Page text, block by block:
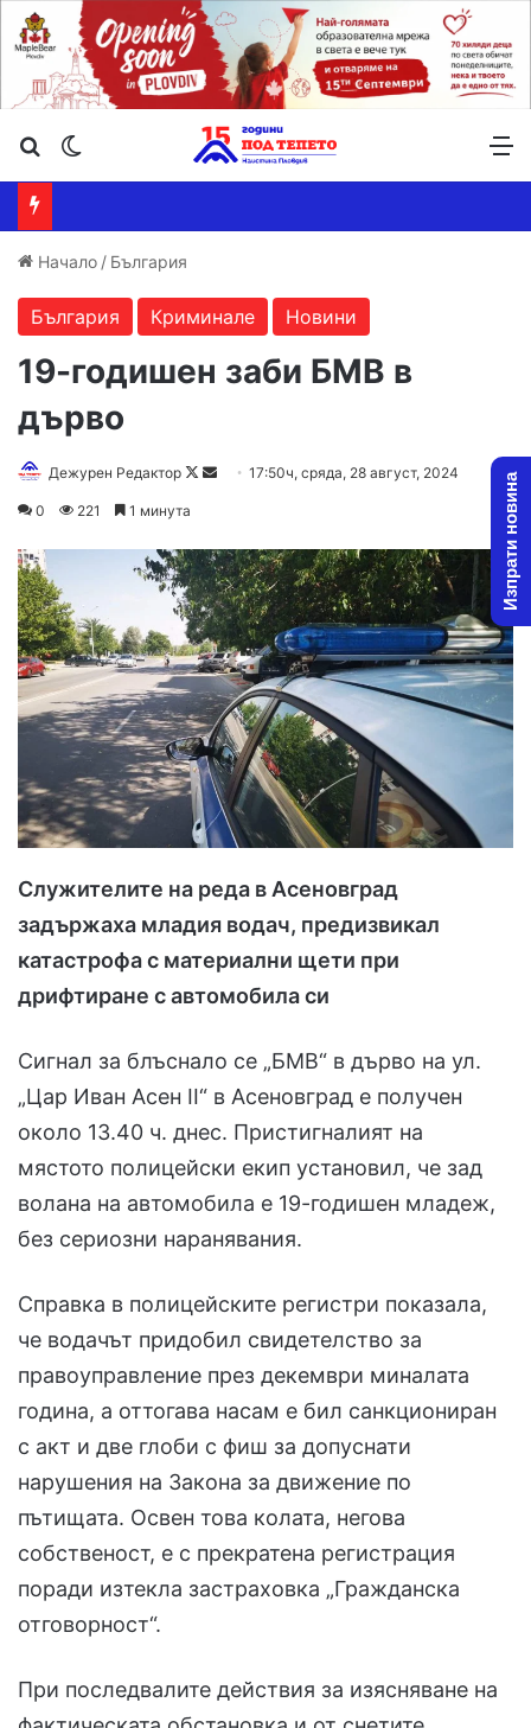
Търсене ...
Начало / България
България Криминале Новини
19-годишен заби БМВ в
дърво
Дежурен Редактор
Follow
Send17:50ч, сряда, 28 август, 2024
0 221 1 минута
Служителите на реда в Асеновград
задържаха младия водач, предизвикал
катастрофа с материални щети при
дрифтиране с автомобила си
Сигнал за блъснало се „БМВ“ в дърво на ул.
„Цар Иван Асен II“ в Асеновград е получен
около 13.40 ч. днес. Пристигналият на
мястото полицейски екип установил, че зад
волана на автомобила е 19-годишен младеж,
без сериозни наранявания.
Справка в полицейските регистри показала,
че водачът придобил свидетелство за
правоуправление през декември миналата
година, а оттогава насам е бил санкциониран
с акт и две глоби с фиш за допуснати
нарушения на Закона за движение по
пътищата. Освен това колата, негова
собственост, е с прекратена регистрация
поради изтекла застраховка „Гражданска
отговорност“.
При последвалите действия за изясняване на
Изпрати новина